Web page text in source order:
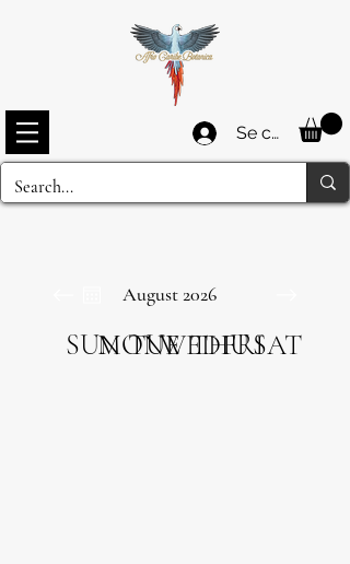
Se connecter
August 2026
SUNMON
TUEWEDTHU
FRISAT